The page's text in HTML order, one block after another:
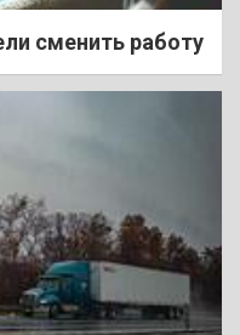
сменить работу